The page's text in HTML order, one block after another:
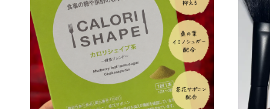
お友達紹介サ